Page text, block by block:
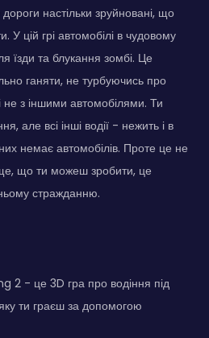
дороги настільки зруйновані, що
цій грі автомобілі в чудовому
їзди та блукання зомбі. Це
ганяти, не турбуючись про
не з іншими автомобілями. Ти
але всі інші водії - нежить і в
немає автомобілів. Проте це не
що ти можеш зробити, це
стражданню.
- це 3D гра про водіння під
ти граєш за допомогою